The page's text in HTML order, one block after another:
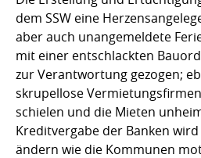
dem SSW eine
aber auch unangemeldete
mit einer entschlackten
zur Verantwortung gezogen;
skrupellose
schielen und die Mieten
Kreditvergabe der Banken
ändern wie die Kommunen